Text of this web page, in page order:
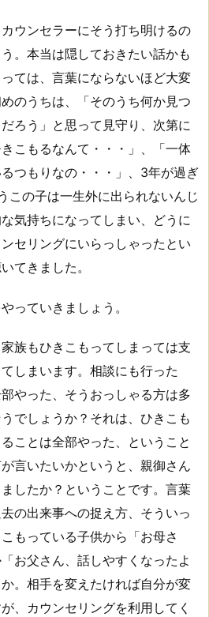
ウンセラーにそう打ち明けるの
。本当は隠しておきたい話かも
ては、言葉にならないほど大変
のうちは、「そのうち何か見つ
ろう」と思って見守り、次第に
こもるなんて・・・」、「一体
つもりなの・・・」、3年が過ぎ
この子は一生外に出られないんじ
気持ちになってしまい、どうに
セリングにいらっしゃったとい
てきました。
っていきましょう。
族もひきこもってしまっては支
しまいます。相談にも行った
やった、そうおっしゃる方は多
でしょうか？それは、ひきこも
ことは全部やった、ということ
言いたいかというと、親御さん
したか？ということです。言葉
の出来事への捉え方、そういっ
もっている子供から「お母さ
お父さん、話しやすくなったよ
。相手を変えたければ自分が変
、カウンセリングを利用してく